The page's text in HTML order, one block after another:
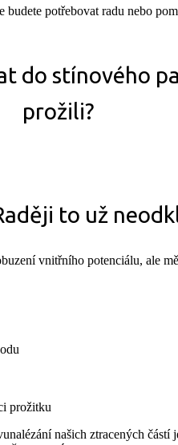
potřebovat radu nebo
do stínového
prožili?
to už
vnitřního potenciálu, ale
prožitku
našich ztracených